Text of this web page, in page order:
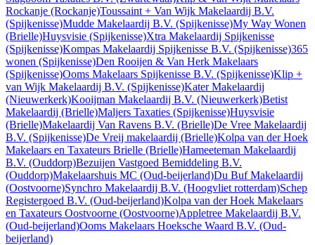
Rockanje (Rockanje)Toussaint + Van Wijk Makelaardij B.V.
(Spijkenisse)Mudde Makelaardij B.V. (Spijkenisse)My Way Wonen
(Brielle)Huysvisie (Spijkenisse)Xtra Makelaardij Spijkenisse
(Spijkenisse)Kompas Makelaardij Spijkenisse B.V. (Spijkenisse)365
wonen (Spijkenisse)Den Rooijen & Van Herk Makelaars
(Spijkenisse)Ooms Makelaars Spijkenisse B.V. (Spijkenisse)Klip +
van Wijk Makelaardij B.V. (Spijkenisse)Kater Makelaardij
(Nieuwerkerk)Kooijman Makelaardij B.V. (Nieuwerkerk)Betist
Makelaardij (Brielle)Maljers Taxaties (Spijkenisse)Huysvisie
(Brielle)Makelaardij Van Ravens B.V. (Brielle)De Vree Makelaardij
B.V. (Spijkenisse)De Vreij makelaardij (Brielle)Kolpa van der Hoek
Makelaars en Taxateurs Brielle (Brielle)Hameeteman Makelaardij
B.V. (Ouddorp)Bezuijen Vastgoed Bemiddeling B.V.
(Ouddorp)Makelaarshuis MC (Oud-beijerland)Du Buf Makelaardij
(Oostvoorne)Synchro Makelaardij B.V. (Hoogvliet rotterdam)Schep
Registergoed B.V. (Oud-beijerland)Kolpa van der Hoek Makelaars
en Taxateurs Oostvoorne (Oostvoorne)Appletree Makelaardij B.V.
(Oud-beijerland)Ooms Makelaars Hoeksche Waard B.V. (Oud-
beijerland)